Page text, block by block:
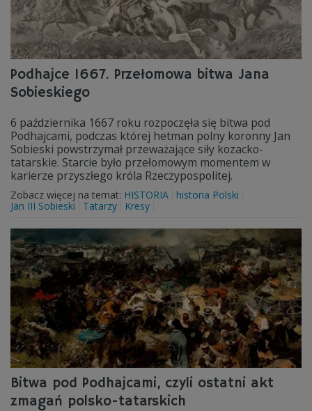
Podhajce 1667. Przełomowa bitwa Jana
Sobieskiego
6 października 1667 roku rozpoczęła się bitwa pod
Podhajcami, podczas której hetman polny koronny Jan
Sobieski powstrzymał przeważające siły kozacko-
tatarskie. Starcie było przełomowym momentem w
karierze przyszłego króla Rzeczypospolitej.
Zobacz więcej na temat: HISTORIA
historia Polski
Jan III Sobieski
Tatarzy Kresy
Bitwa pod Podhajcami, czyli ostatni akt
zmagań polsko-tatarskich